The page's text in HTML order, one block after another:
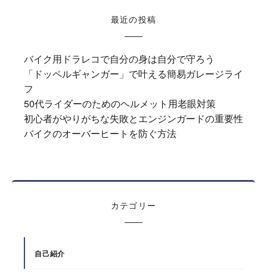
最近の投稿
バイク用ドラレコで自分の身は自分で守ろう
「ドッペルギャンガー」で叶える簡易ガレージライ
フ
50代ライダーのためのヘルメット用老眼対策
初心者がやりがちな失敗とエンジンガードの重要性
バイクのオーバーヒートを防ぐ方法
カテゴリー
自己紹介